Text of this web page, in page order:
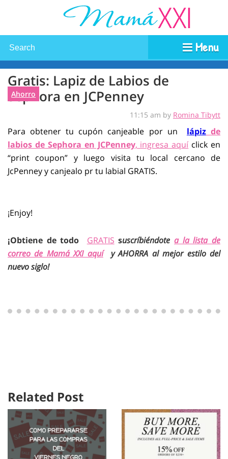
Menu
Gratis: Lapiz de Labios de
Sephora en JCPenney
Ahorro
11:15 am by Romina Tibytt
Para obtener tu cupón canjeable por un lápizde
labios de Sephora en JCPenney, ingresa aquí click en
“print coupon” y luego visita tu local cercano de
JcPenney y canjealo pr tu labial GRATIS.
¡Enjoy!
¡Obtiene de todo GRATIS suscríbiéndotea la lista de
correo de Mamá XXI aquíy AHORRA al mejor estilo del
nuevo siglo!
Related Post